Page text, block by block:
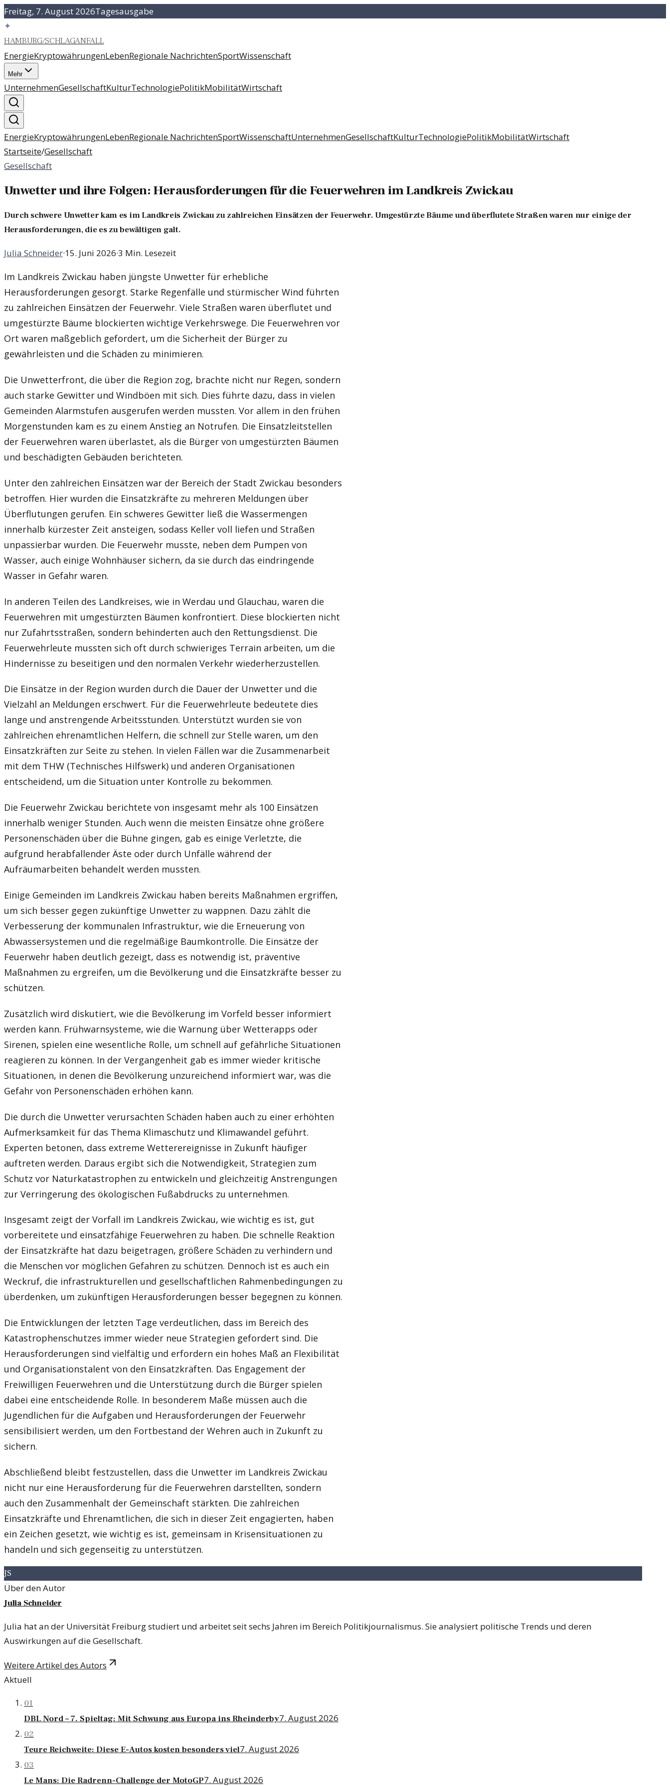
Freitag, 7. August 2026Tagesausgabe
✦
HAMBURG/SCHLAGANFALL
EnergieKryptowährungenLebenRegionale NachrichtenSportWissenschaft
Mehr
UnternehmenGesellschaftKulturTechnologiePolitikMobilitätWirtschaft
EnergieKryptowährungenLebenRegionale NachrichtenSportWissenschaftUnternehmenGesellschaftKulturTechnologiePolitikMobilitätWirtschaft
Startseite/Gesellschaft
Gesellschaft
Unwetter und ihre Folgen: Herausforderungen für die Feuerwehren im Landkreis Zwickau
Durch schwere Unwetter kam es im Landkreis Zwickau zu zahlreichen Einsätzen der Feuerwehr. Umgestürzte Bäume und überflutete Straßen waren nur einige der
Herausforderungen, die es zu bewältigen galt.
Julia Schneider·15. Juni 2026·3 Min. Lesezeit
Im Landkreis Zwickau haben jüngste Unwetter für erhebliche
Herausforderungen gesorgt. Starke Regenfälle und stürmischer Wind führten
zu zahlreichen Einsätzen der Feuerwehr. Viele Straßen waren überflutet und
umgestürzte Bäume blockierten wichtige Verkehrswege. Die Feuerwehren vor
Ort waren maßgeblich gefordert, um die Sicherheit der Bürger zu
gewährleisten und die Schäden zu minimieren.
Die Unwetterfront, die über die Region zog, brachte nicht nur Regen, sondern
auch starke Gewitter und Windböen mit sich. Dies führte dazu, dass in vielen
Gemeinden Alarmstufen ausgerufen werden mussten. Vor allem in den frühen
Morgenstunden kam es zu einem Anstieg an Notrufen. Die Einsatzleitstellen
der Feuerwehren waren überlastet, als die Bürger von umgestürzten Bäumen
und beschädigten Gebäuden berichteten.
Unter den zahlreichen Einsätzen war der Bereich der Stadt Zwickau besonders
betroffen. Hier wurden die Einsatzkräfte zu mehreren Meldungen über
Überflutungen gerufen. Ein schweres Gewitter ließ die Wassermengen
innerhalb kürzester Zeit ansteigen, sodass Keller voll liefen und Straßen
unpassierbar wurden. Die Feuerwehr musste, neben dem Pumpen von
Wasser, auch einige Wohnhäuser sichern, da sie durch das eindringende
Wasser in Gefahr waren.
In anderen Teilen des Landkreises, wie in Werdau und Glauchau, waren die
Feuerwehren mit umgestürzten Bäumen konfrontiert. Diese blockierten nicht
nur Zufahrtsstraßen, sondern behinderten auch den Rettungsdienst. Die
Feuerwehrleute mussten sich oft durch schwieriges Terrain arbeiten, um die
Hindernisse zu beseitigen und den normalen Verkehr wiederherzustellen.
Die Einsätze in der Region wurden durch die Dauer der Unwetter und die
Vielzahl an Meldungen erschwert. Für die Feuerwehrleute bedeutete dies
lange und anstrengende Arbeitsstunden. Unterstützt wurden sie von
zahlreichen ehrenamtlichen Helfern, die schnell zur Stelle waren, um den
Einsatzkräften zur Seite zu stehen. In vielen Fällen war die Zusammenarbeit
mit dem THW (Technisches Hilfswerk) und anderen Organisationen
entscheidend, um die Situation unter Kontrolle zu bekommen.
Die Feuerwehr Zwickau berichtete von insgesamt mehr als 100 Einsätzen
innerhalb weniger Stunden. Auch wenn die meisten Einsätze ohne größere
Personenschäden über die Bühne gingen, gab es einige Verletzte, die
aufgrund herabfallender Äste oder durch Unfälle während der
Aufräumarbeiten behandelt werden mussten.
Einige Gemeinden im Landkreis Zwickau haben bereits Maßnahmen ergriffen,
um sich besser gegen zukünftige Unwetter zu wappnen. Dazu zählt die
Verbesserung der kommunalen Infrastruktur, wie die Erneuerung von
Abwassersystemen und die regelmäßige Baumkontrolle. Die Einsätze der
Feuerwehr haben deutlich gezeigt, dass es notwendig ist, präventive
Maßnahmen zu ergreifen, um die Bevölkerung und die Einsatzkräfte besser zu
schützen.
Zusätzlich wird diskutiert, wie die Bevölkerung im Vorfeld besser informiert
werden kann. Frühwarnsysteme, wie die Warnung über Wetterapps oder
Sirenen, spielen eine wesentliche Rolle, um schnell auf gefährliche Situationen
reagieren zu können. In der Vergangenheit gab es immer wieder kritische
Situationen, in denen die Bevölkerung unzureichend informiert war, was die
Gefahr von Personenschäden erhöhen kann.
Die durch die Unwetter verursachten Schäden haben auch zu einer erhöhten
Aufmerksamkeit für das Thema Klimaschutz und Klimawandel geführt.
Experten betonen, dass extreme Wetterereignisse in Zukunft häufiger
auftreten werden. Daraus ergibt sich die Notwendigkeit, Strategien zum
Schutz vor Naturkatastrophen zu entwickeln und gleichzeitig Anstrengungen
zur Verringerung des ökologischen Fußabdrucks zu unternehmen.
Insgesamt zeigt der Vorfall im Landkreis Zwickau, wie wichtig es ist, gut
vorbereitete und einsatzfähige Feuerwehren zu haben. Die schnelle Reaktion
der Einsatzkräfte hat dazu beigetragen, größere Schäden zu verhindern und
die Menschen vor möglichen Gefahren zu schützen. Dennoch ist es auch ein
Weckruf, die infrastrukturellen und gesellschaftlichen Rahmenbedingungen zu
überdenken, um zukünftigen Herausforderungen besser begegnen zu können.
Die Entwicklungen der letzten Tage verdeutlichen, dass im Bereich des
Katastrophenschutzes immer wieder neue Strategien gefordert sind. Die
Herausforderungen sind vielfältig und erfordern ein hohes Maß an Flexibilität
und Organisationstalent von den Einsatzkräften. Das Engagement der
Freiwilligen Feuerwehren und die Unterstützung durch die Bürger spielen
dabei eine entscheidende Rolle. In besonderem Maße müssen auch die
Jugendlichen für die Aufgaben und Herausforderungen der Feuerwehr
sensibilisiert werden, um den Fortbestand der Wehren auch in Zukunft zu
sichern.
Abschließend bleibt festzustellen, dass die Unwetter im Landkreis Zwickau
nicht nur eine Herausforderung für die Feuerwehren darstellten, sondern
auch den Zusammenhalt der Gemeinschaft stärkten. Die zahlreichen
Einsatzkräfte und Ehrenamtlichen, die sich in dieser Zeit engagierten, haben
ein Zeichen gesetzt, wie wichtig es ist, gemeinsam in Krisensituationen zu
handeln und sich gegenseitig zu unterstützen.
JS
Über den Autor
Julia Schneider
Julia hat an der Universität Freiburg studiert und arbeitet seit sechs Jahren im Bereich Politikjournalismus. Sie analysiert politische Trends und deren
Auswirkungen auf die Gesellschaft.
Weitere Artikel des Autors
Aktuell
01
DBL Nord – 7. Spieltag: Mit Schwung aus Europa ins Rheinderby7. August 2026
02
Teure Reichweite: Diese E-Autos kosten besonders viel7. August 2026
03
Le Mans: Die Radrenn-Challenge der MotoGP7. August 2026